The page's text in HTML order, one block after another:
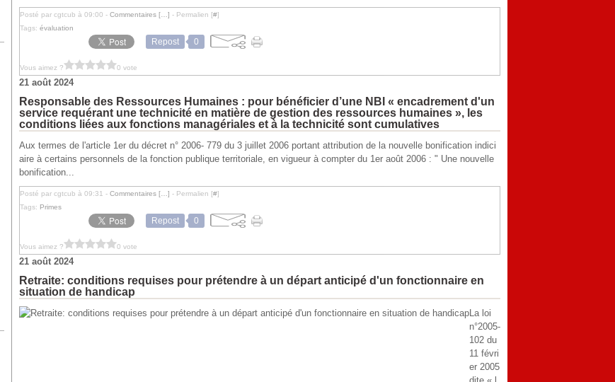
Posté par cgtcub à 09:00 - Commentaires [ ] - Permalien [#]
Tags: évaluation
Repost 0
Vous aimez ? 0 vote
21 août 2024
Responsable des Ressources Humaines : pour bénéficier d’une NBI « encadrement d'un
service requérant une technicité en matière de gestion des ressources humaines », les
conditions liées aux fonctions managériales et à la technicité sont cumulatives
Aux termes de l'article 1er du décret n° 2006- 779 du 3 juillet 2006 portant attribution de la nouvelle bonification indici
aire à certains personnels de la fonction publique territoriale, en vigueur à compter du 1er août 2006 : " Une nouvelle
bonification...
Posté par cgtcub à 09:31 - Commentaires [ ] - Permalien [#]
Tags: Primes
Repost 0
Vous aimez ? 0 vote
21 août 2024
Retraite: conditions requises pour prétendre à un départ anticipé d'un fonctionnaire en
situation de handicap
La loi
n°2005-
102 du
11 févri
er 2005